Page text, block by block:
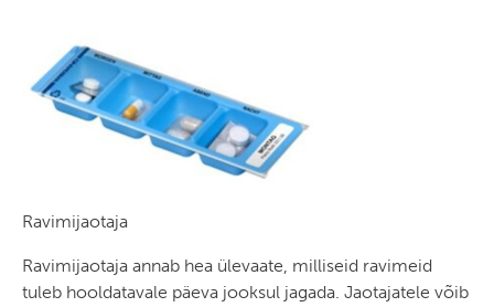
Ravimijaotaja
Ravimijaotaja annab hea ülevaate, milliseid ravimeid
tuleb hooldatavale päeva jooksul jagada. Jaotajatele võib